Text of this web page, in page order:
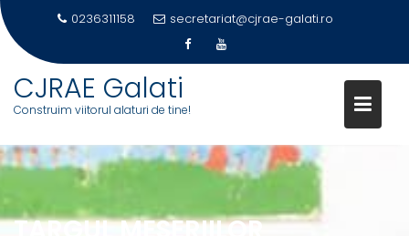
content
0236311158 secretariat@cjrae-galati.ro
CJRAE Galati
Construim viitorul alaturi de tine!